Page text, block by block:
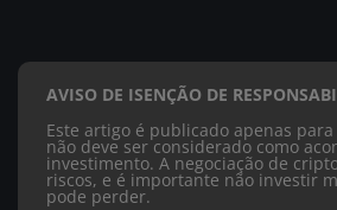
AVISO DE ISENÇÃO DE
Este artigo é publicado apenas
não deve ser considerado como
investimento. A negociação de
riscos, e é importante não investir
pode perder.